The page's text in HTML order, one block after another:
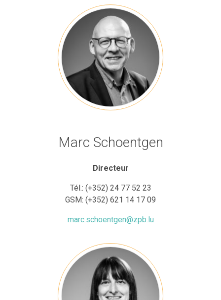
Marc Schoentgen
Directeur
Tél.: (+352) 24 77 52 23
GSM: (+352) 621 14 17 09
marc.schoentgen@zpb.lu